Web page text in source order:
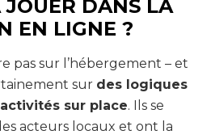
JOUER DANS LA
EN LIGNE ?
pas sur l’hébergement – et
sur des logiques
sur place. Ils se
acteurs locaux et ont la